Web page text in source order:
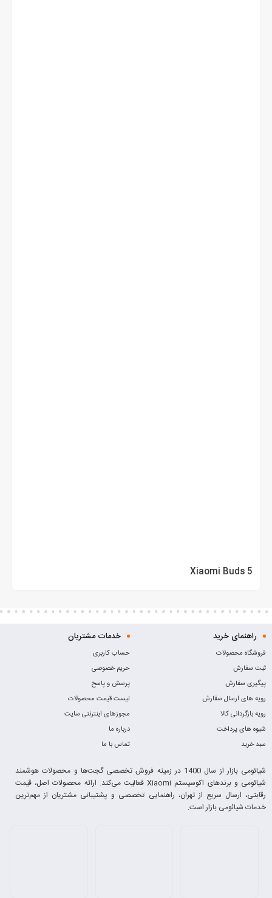
Xiaomi Buds 5
راهنمای خرید
فروشگاه محصولات
ثبت سفارش
پیگیری سفارش
رویه های ارسال سفارش
رویه بازگردانی کالا
شیوه های پرداخت
سبد خرید
خدمات مشتریان
حساب کاربری
حریم خصوصی
پرسش و پاسخ
لیست قیمت محصولات
مجوزهای اینترنتی سایت
درباره ما
تماس با ما
شیائومی بازار از سال 1400 در زمینه فروش تخصصی گجت‌ها و محصولات هوشمند
شیائومی و برندهای اکوسیستم Xiaomi فعالیت می‌کند. ارائه محصولات اصل، قیمت
رقابتی، ارسال سریع از تهران، راهنمایی تخصصی و پشتیبانی مشتریان از مهم‌ترین
خدمات شیائومی بازار است.